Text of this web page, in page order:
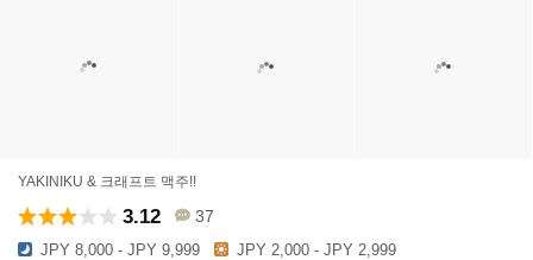
YAKINIKU & 크래프트 맥주!!
3.12 37
JPY 8,000 - JPY 9,999 JPY 2,000 - JPY 2,999